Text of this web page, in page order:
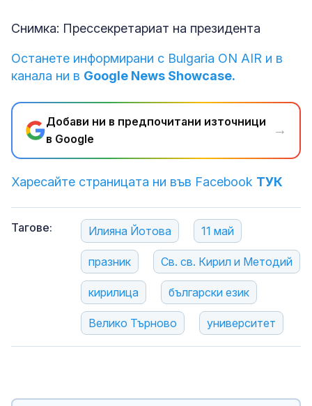
Снимка: Прессекретариат на президента
Останете информирани с Bulgaria ON AIR и в
канала ни в Google News Showcase.
Добави ни в предпочитани източници
в Google
→
Харесайте страницата ни във Facebook ТУК
Тагове: Илияна Йотова 11 май
празник Св. св. Кирил и Методий
кирилица български език
Велико Търново университет